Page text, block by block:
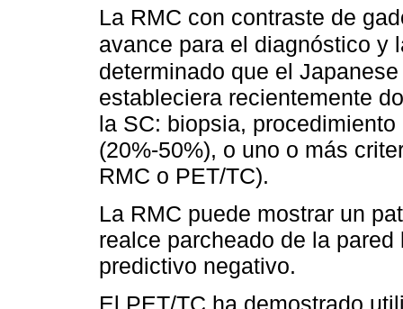
La RMC con contraste de
avance para el diagnóstico y
determinado que el
estableciera recientemente
la SC: biopsia,
(20%-50%), o uno o más
RMC o PET/TC).
La RMC puede mostrar un
realce parcheado de la
predictivo negativo.
El PET/TC ha demostrado